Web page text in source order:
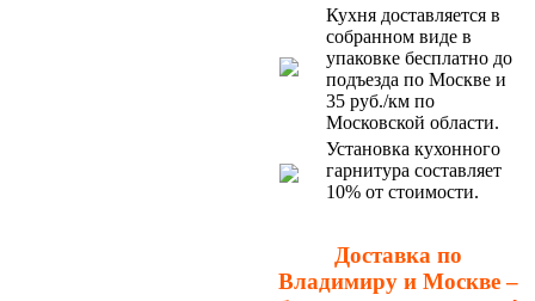
Кухня доставляется в
собранном виде в
упаковке бесплатно до
подъезда по Москве и
35 руб./км по
Московской области.
Установка кухонного
гарнитура составляет
10% от стоимости.
Доставка по
Владимиру и Москве –